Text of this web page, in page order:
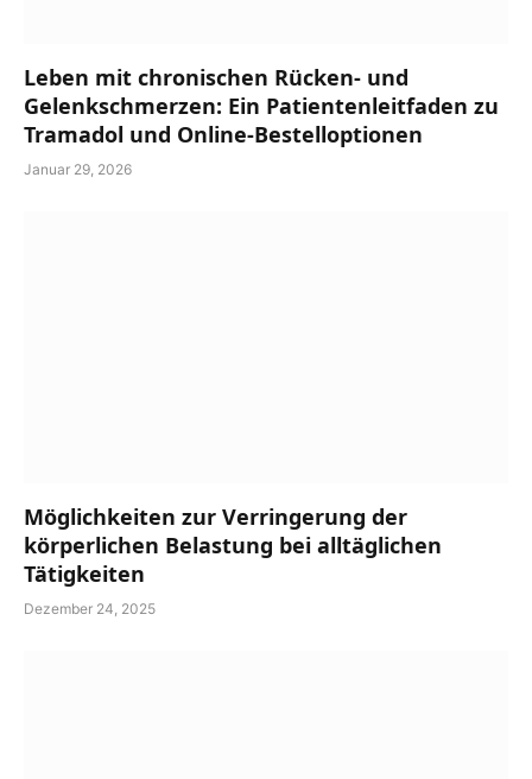
Leben mit chronischen Rücken- und
Gelenkschmerzen: Ein Patientenleitfaden zu
Tramadol und Online-Bestelloptionen
Januar 29, 2026
Möglichkeiten zur Verringerung der
körperlichen Belastung bei alltäglichen
Tätigkeiten
Dezember 24, 2025